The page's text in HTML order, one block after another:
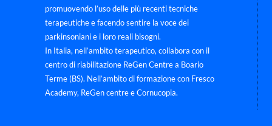
promuovendo l’uso delle più recenti tecniche
terapeutiche e facendo sentire la voce dei
parkinsoniani e i loro reali bisogni.
In Italia, nell’ambito terapeutico, collabora con il
centro di riabilitazione ReGen Centre a Boario
Terme (BS). Nell’ambito di formazione con Fresco
Academy, ReGen centre e Cornucopia.